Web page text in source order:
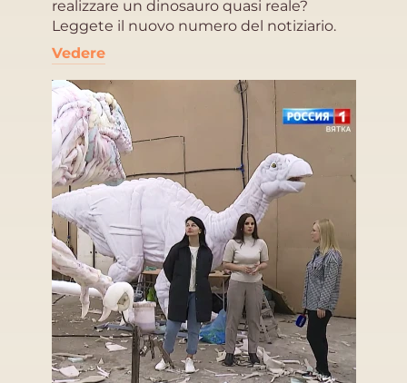
realizzare un dinosauro quasi reale?
Leggete il nuovo numero del notiziario.
Vedere